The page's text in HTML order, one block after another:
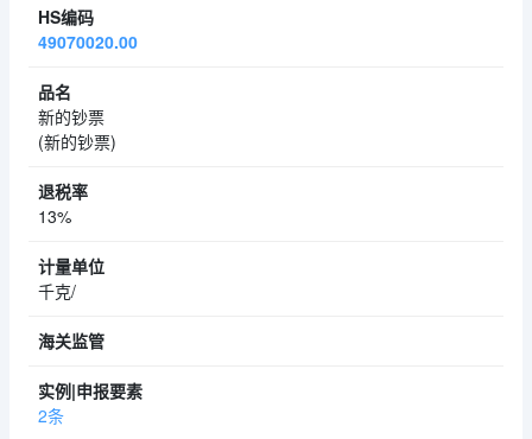
49070020.00
新的钞票
(新的钞票)
13%
千克/
2条